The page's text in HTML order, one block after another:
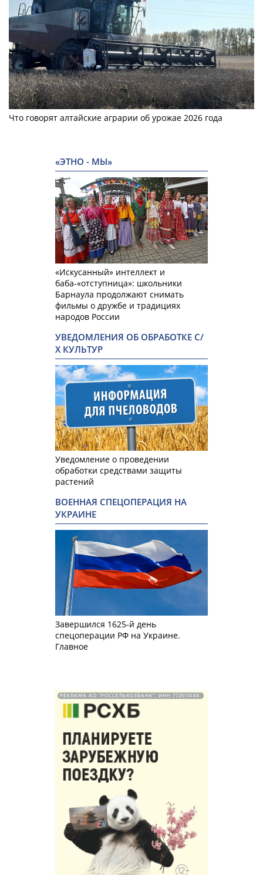
Что говорят алтайские аграрии об урожае 2026 года
«ЭТНО - МЫ»
«Искусанный» интеллект и
баба-«отступница»: школьники
Барнаула продолжают снимать
фильмы о дружбе и традициях
народов России
УВЕДОМЛЕНИЯ ОБ ОБРАБОТКЕ С/
Х КУЛЬТУР
Уведомление о проведении
обработки средствами защиты
растений
ВОЕННАЯ СПЕЦОПЕРАЦИЯ НА
УКРАИНЕ
Завершился 1625-й день
спецоперации РФ на Украине.
Главное
РЕКЛАМА АО "РОССЕЛЬХОЗБАНК". ИНН 772511448.